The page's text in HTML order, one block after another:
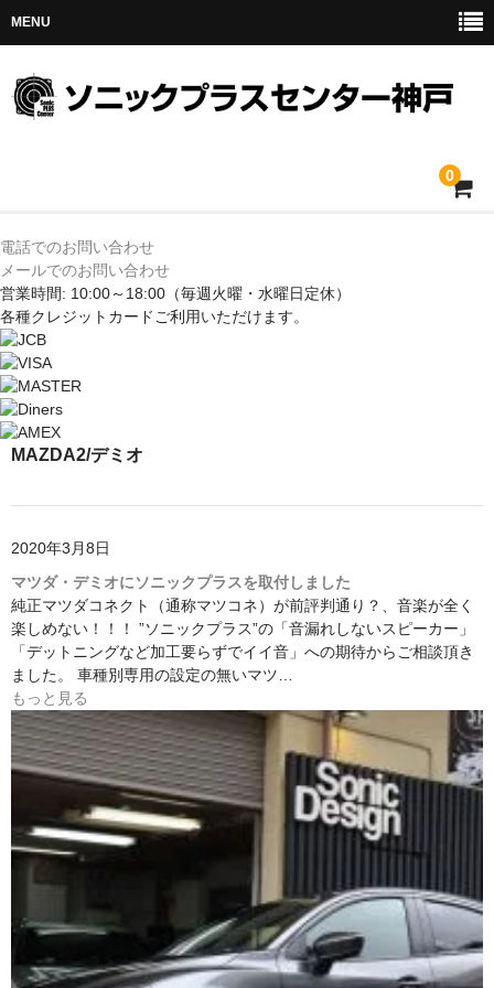
MENU
0
ホーム
メルセデス
BMW
MINI
アウディ
アクセス
お問い合わせ
電話でのお問い合わせ
メールでのお問い合わせ
営業時間: 10:00～18:00 （毎週火曜・水曜日定休）
各種クレジットカードご利用いただけます。
MAZDA2/デミオ
2020年3月8日
マツダ・デミオにソニックプラスを取付しました
純正マツダコネクト（通称マツコネ）が前評判通り？、音楽が全く
楽しめない！！！ ”ソニックプラス”の「音漏れしないスピーカー」
「デットニングなど加工要らずでイイ音」への期待からご相談頂き
ました。 車種別専用の設定の無いマツ…
もっと見る